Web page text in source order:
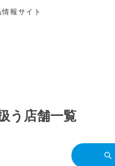
情報サイト
う店舗一覧